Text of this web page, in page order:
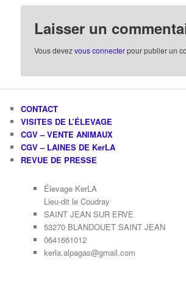
Laisser un
Vous devezvous connecterpour publier un
CONTACT
VISITES DE L’ÉLEVAGE
CGV – VENTE ANIMAUX
CGV – LAINES DE KerLA
REVUE DE PRESSE
Élevage KerLA
Lieu-dit le Coudray
SAINT JEAN SUR ERVE
53270 BLANDOUET SAINT JEAN
0641661012
kerla.alpagas@gmail.com